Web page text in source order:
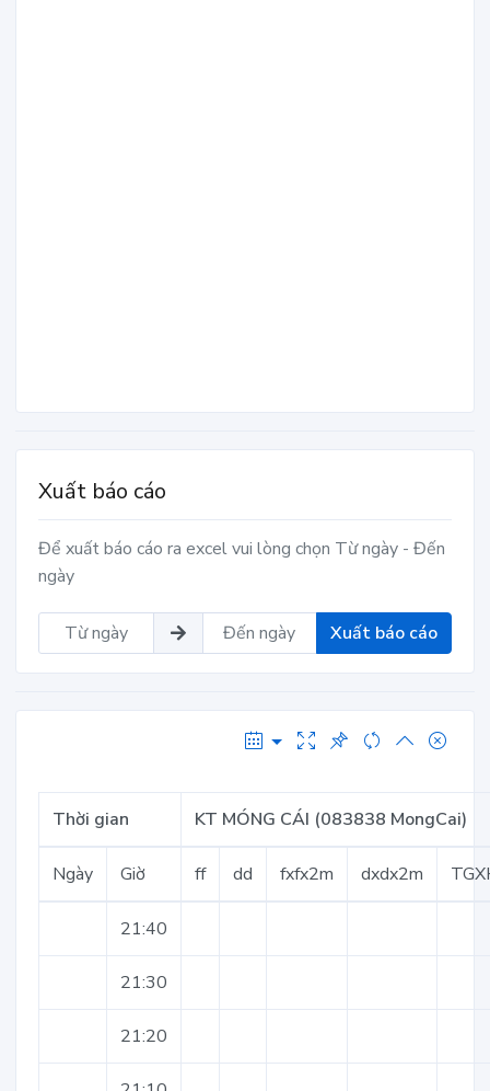
Xuất báo cáo
Để xuất báo cáo ra excel vui lòng chọn Từ ngày - Đến
ngày
Xuất báo cáo
Thời gian KT MÓNG CÁI (083838 MongCai)
Ngày Giờ ff dd fxfx2m dxdx2m
21:40
21:30
21:20